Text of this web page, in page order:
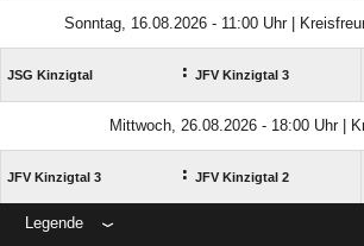
Sonntag, 16.08.2026 - 11:00 Uhr |
JSG Kinzigtal : JFV Kinzigtal 3
Mittwoch, 26.08.2026 - 18:00 Uhr |
JFV Kinzigtal 3 : JFV Kinzigtal 2
Legende